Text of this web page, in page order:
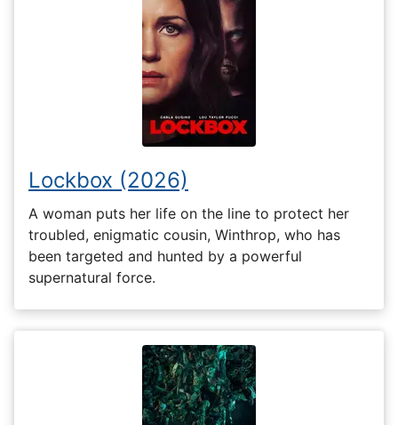
Lockbox (2026)
A woman puts her life on the line to protect her
troubled, enigmatic cousin, Winthrop, who has
been targeted and hunted by a powerful
supernatural force.